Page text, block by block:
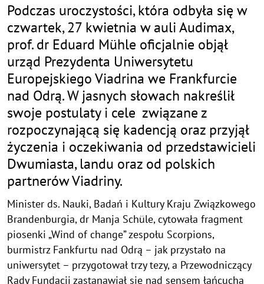
Podczas uroczystości, która odbyła się w
czwartek, 27 kwietnia w auli Audimax,
prof. dr Eduard Mühle oficjalnie objął
urząd Prezydenta Uniwersytetu
Europejskiego Viadrina we Frankfurcie
nad Odrą. W jasnych słowach nakreślił
swoje postulaty i cele związane z
rozpoczynającą się kadencją oraz przyjął
życzenia i oczekiwania od przedstawicieli
Dwumiasta, landu oraz od polskich
partnerów Viadriny.
Minister ds. Nauki, Badań i Kultury Kraju Związkowego
Brandenburgia, dr Manja Schüle, cytowała fragment
piosenki „Wind of change” zespołu Scorpions,
burmistrz Fankfurtu nad Odrą – jak przystało na
uniwersytet – przygotował trzy tezy, a Przewodniczący
Rady Fundacji zastanawiał się nad sensem łańcucha